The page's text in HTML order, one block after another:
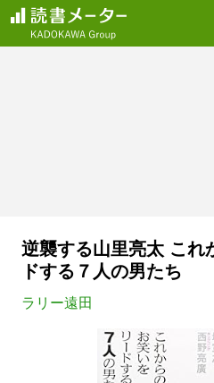
逆襲する山里亮太 これ
ドする７人の男たち
ラリー遠田